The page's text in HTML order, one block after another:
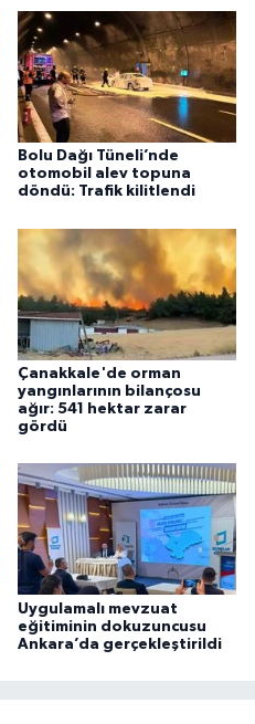
Bolu Dağı Tüneli’nde
otomobil alev topuna
döndü: Trafik kilitlendi
Çanakkale'de orman
yangınlarının bilançosu
ağır: 541 hektar zarar
gördü
Uygulamalı mevzuat
eğitiminin dokuzuncusu
Ankara’da gerçekleştirildi